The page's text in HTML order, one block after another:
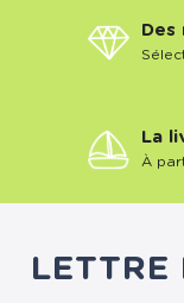
Des
La
À
LETTRE